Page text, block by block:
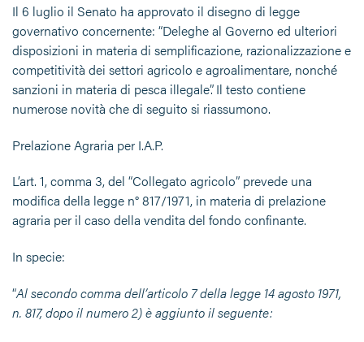
Il 6 luglio il Senato ha approvato il disegno di legge
governativo concernente: “Deleghe al Governo ed ulteriori
disposizioni in materia di semplificazione, razionalizzazione e
competitività dei settori agricolo e agroalimentare, nonché
sanzioni in materia di pesca illegale”. Il testo contiene
numerose novità che di seguito si riassumono.
Prelazione Agraria per I.A.P.
L’art. 1, comma 3, del “Collegato agricolo” prevede una
modifica della legge n° 817/1971, in materia di prelazione
agraria per il caso della vendita del fondo confinante.
In specie:
“Al secondo comma dell’articolo 7 della legge 14 agosto 1971,
n. 817, dopo il numero 2) è aggiunto il seguente: